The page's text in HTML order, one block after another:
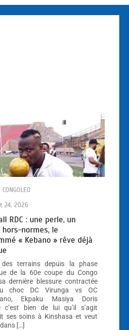
CONGOLEO
24, 2026
RDC : une perle, un
normes, le
« Kebano » rêve déjà
des terrains depuis la phase
de la 60e coupe du Congo
dernière blessure contractée
choc DC Virunga vs OC
Ekpaku Masiya Doris
c’est bien de lui qu’il s’agit
ses soins à Kinshasa et veut
[…]